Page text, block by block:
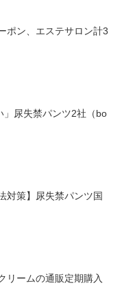
ポン、エステサロン計3
」尿失禁パンツ2社（bo
対策】尿失禁パンツ国
リームの通販定期購入